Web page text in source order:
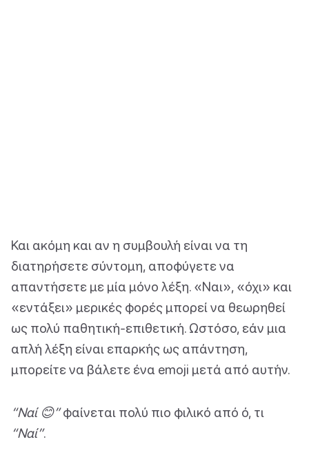
Και ακόμη και αν η συμβουλή είναι να τη
διατηρήσετε σύντομη, αποφύγετε να
απαντήσετε με μία μόνο λέξη. «Ναι», «όχι» και
«εντάξει» μερικές φορές μπορεί να θεωρηθεί
ως πολύ παθητική-επιθετική. Ωστόσο, εάν μια
απλή λέξη είναι επαρκής ως απάντηση,
μπορείτε να βάλετε ένα emoji μετά από αυτήν.
“Ναί 😊”φαίνεται πολύ πιο φιλικό από ό, τι
“Ναί”.